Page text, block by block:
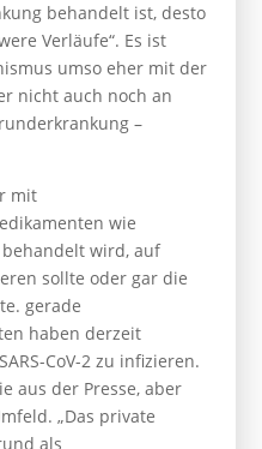
behandelt ist, desto
Verläufe“. Es ist
umso eher mit der
nicht auch noch an
–
mit
wie
wird, auf
sollte oder gar die
gerade
haben derzeit
CoV-2 zu infizieren.
aus der Presse, aber
„Das private
als